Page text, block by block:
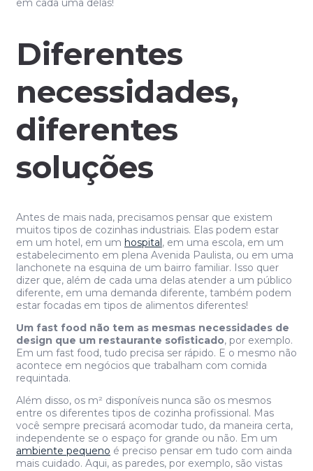
em cada uma delas!
Diferentes
necessidades,
diferentes
soluções
Antes de mais nada, precisamos pensar que existem
muitos tipos de cozinhas industriais. Elas podem estar
em um hotel, em um hospital , em uma escola, em um
estabelecimento em plena Avenida Paulista, ou em uma
lanchonete na esquina de um bairro familiar. Isso quer
dizer que, além de cada uma delas atender a um público
diferente, em uma demanda diferente, também podem
estar focadas em tipos de alimentos diferentes!
Um fast food não tem as mesmas necessidades de
design que um restaurante sofisticado, por exemplo.
Em um fast food, tudo precisa ser rápido. E o mesmo não
acontece em negócios que trabalham com comida
requintada.
Além disso, os m² disponíveis nunca são os mesmos
entre os diferentes tipos de cozinha profissional. Mas
você sempre precisará acomodar tudo, da maneira certa,
independente se o espaço for grande ou não. Em um
ambiente pequeno é preciso pensar em tudo com ainda
mais cuidado. Aqui, as paredes, por exemplo, são vistas